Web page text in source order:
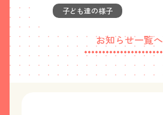
子ども達の様子
お知らせ一覧へ